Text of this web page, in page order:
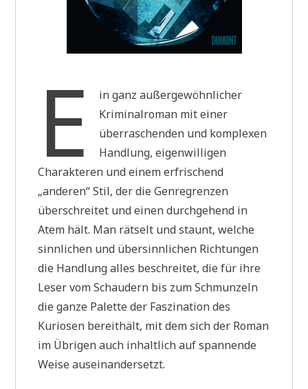
E
in ganz außergewöhnlicher
Kriminalroman mit einer
überraschenden und komplexen
Handlung, eigenwilligen
Charakteren und einem erfrischend
„anderen“ Stil, der die Genregrenzen
überschreitet und einen durchgehend in
Atem hält. Man rätselt und staunt, welche
sinnlichen und übersinnlichen Richtungen
die Handlung alles beschreitet, die für ihre
Leser vom Schaudern bis zum Schmunzeln
die ganze Palette der Faszination des
Kuriosen bereithält, mit dem sich der Roman
im Übrigen auch inhaltlich auf spannende
Weise auseinandersetzt.